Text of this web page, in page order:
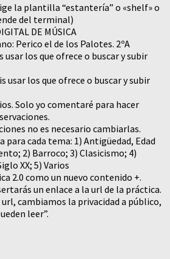
la plantilla “estantería” o «shelf» o
del terminal)
DE MÚSICA
Perico el de los Palotes. 2ºA
usar los que ofrece o buscar y subir
usar los que ofrece o buscar y subir
Solo yo comentaré para hacer
no es necesario cambiarlas.
para cada tema: 1) Antigüedad, Edad
2) Barroco; 3) Clasicismo; 4)
XX; 5) Varios
2.0 como un nuevo contenido +.
un enlace a la url de la práctica.
cambiamos la privacidad a público,
leer”.